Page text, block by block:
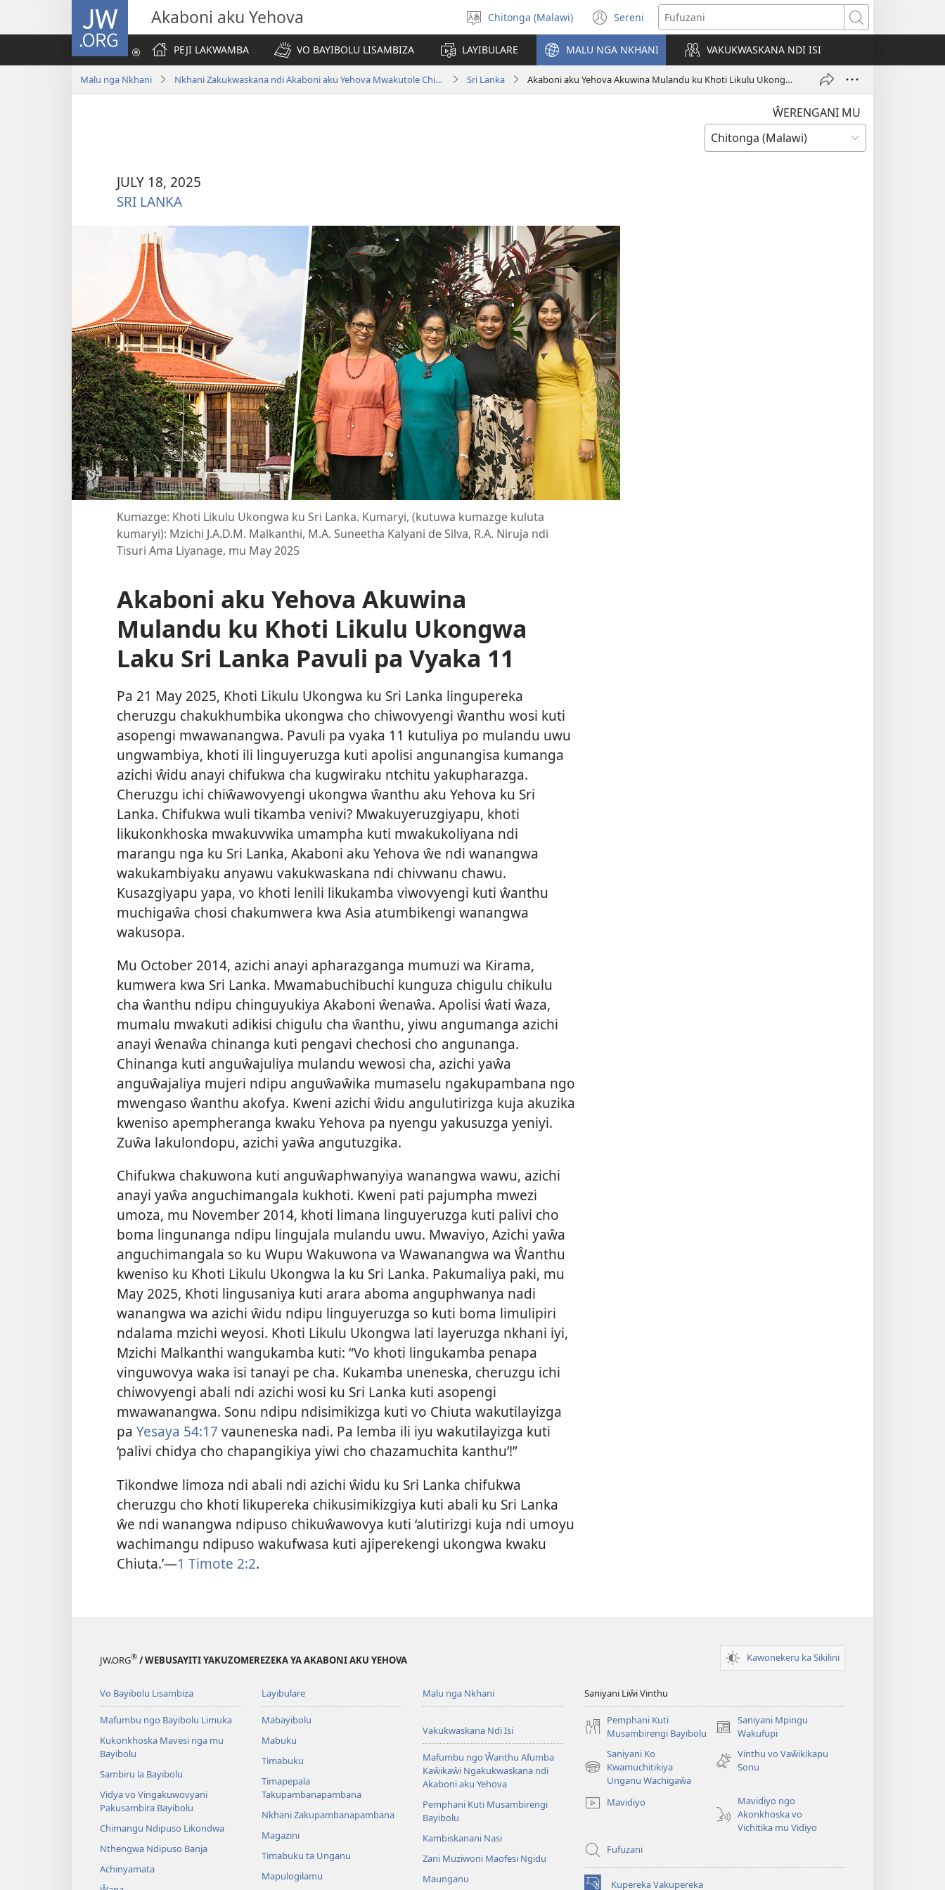
JW.ORG Akaboni aku Yehova
Sankhani
chineneru
Chitonga (Malawi) Sereni
(Lajula
Peji
Linyaki)
Fufuzani
PEJI LAKWAMBA
VO BAYIBOLU LISAMBIZA LAYIBULARE MALU NGA NKHANI VAKUKWASKANA NDI ISI
Malu nga Nkhani Nkhani Zakukwaskana ndi Akaboni aku Yehova Mwakutole Chigaŵa Sri Lanka Akaboni aku Yehova Akuwina Mulandu ku Khoti Likulu Ukongwa Laku Sri Lanka Pavuli pa Vyaka 11
ŴERENGANI MU
JULY 18, 2025
SRI LANKA
Kumazge: Khoti Likulu Ukongwa ku Sri Lanka. Kumaryi, (kutuwa kumazge kuluta
kumaryi): Mzichi J.A.D.M. Malkanthi, M.A. Suneetha Kalyani de Silva, R.A. Niruja ndi
Tisuri Ama Liyanage, mu May 2025
Akaboni aku Yehova Akuwina
Mulandu ku Khoti Likulu Ukongwa
Laku Sri Lanka Pavuli pa Vyaka 11
Pa 21 May 2025, Khoti Likulu Ukongwa ku Sri Lanka lingupereka
cheruzgu chakukhumbika ukongwa cho chiwovyengi ŵanthu wosi kuti
asopengi mwawanangwa. Pavuli pa vyaka 11 kutuliya po mulandu uwu
ungwambiya, khoti ili linguyeruzga kuti apolisi angunangisa kumanga
azichi ŵidu anayi chifukwa cha kugwiraku ntchitu yakupharazga.
Cheruzgu ichi chiŵawovyengi ukongwa ŵanthu aku Yehova ku Sri
Lanka. Chifukwa wuli tikamba venivi? Mwakuyeruzgiyapu, khoti
likukonkhoska mwakuvwika umampha kuti mwakukoliyana ndi
marangu nga ku Sri Lanka, Akaboni aku Yehova ŵe ndi wanangwa
wakukambiyaku anyawu vakukwaskana ndi chivwanu chawu.
Kusazgiyapu yapa, vo khoti lenili likukamba viwovyengi kuti ŵanthu
muchigaŵa chosi chakumwera kwa Asia atumbikengi wanangwa
wakusopa.
Mu October 2014, azichi anayi apharazganga mumuzi wa Kirama,
kumwera kwa Sri Lanka. Mwamabuchibuchi kunguza chigulu chikulu
cha ŵanthu ndipu chinguyukiya Akaboni ŵenaŵa. Apolisi ŵati ŵaza,
mumalu mwakuti adikisi chigulu cha ŵanthu, yiwu angumanga azichi
anayi ŵenaŵa chinanga kuti pengavi chechosi cho angunanga.
Chinanga kuti anguŵajuliya mulandu wewosi cha, azichi yaŵa
anguŵajaliya mujeri ndipu anguŵaŵika mumaselu ngakupambana ngo
mwengaso ŵanthu akofya. Kweni azichi ŵidu angulutirizga kuja akuzika
kweniso apempheranga kwaku Yehova pa nyengu yakusuzga yeniyi.
Zuŵa lakulondopu, azichi yaŵa angutuzgika.
Chifukwa chakuwona kuti anguŵaphwanyiya wanangwa wawu, azichi
anayi yaŵa anguchimangala kukhoti. Kweni pati pajumpha mwezi
umoza, mu November 2014, khoti limana linguyeruzga kuti palivi cho
boma lingunanga ndipu lingujala mulandu uwu. Mwaviyo, Azichi yaŵa
anguchimangala so ku Wupu Wakuwona va Wawanangwa wa Ŵanthu
kweniso ku Khoti Likulu Ukongwa la ku Sri Lanka. Pakumaliya paki, mu
May 2025, Khoti lingusaniya kuti arara aboma anguphwanya nadi
wanangwa wa azichi ŵidu ndipu linguyeruzga so kuti boma limulipiri
ndalama mzichi weyosi. Khoti Likulu Ukongwa lati layeruzga nkhani iyi,
Mzichi Malkanthi wangukamba kuti: “Vo khoti lingukamba penapa
vinguwovya waka isi tanayi pe cha. Kukamba uneneska, cheruzgu ichi
chiwovyengi abali ndi azichi wosi ku Sri Lanka kuti asopengi
mwawanangwa. Sonu ndipu ndisimikizga kuti vo Chiuta wakutilayizga
pa Yesaya 54:17 vauneneska nadi. Pa lemba ili iyu wakutilayizga kuti
‘palivi chidya cho chapangikiya yiwi cho chazamuchita kanthu’!”
Tikondwe limoza ndi abali ndi azichi ŵidu ku Sri Lanka chifukwa
cheruzgu cho khoti likupereka chikusimikizgiya kuti abali ku Sri Lanka
ŵe ndi wanangwa ndipuso chikuŵawovya kuti ‘alutirizgi kuja ndi umoyu
wachimangu ndipuso wakufwasa kuti ajiperekengi ukongwa kwaku
Chiuta.’—1 Timote 2:2.
JW.ORG® / WEBUSAYITI YAKUZOMEREZEKA YA AKABONI AKU YEHOVA Kawonekeru ka Sikilini
Vo Bayibolu Lisambiza
Mafumbu ngo Bayibolu Limuka
Kukonkhoska Mavesi nga mu
Bayibolu
Sambiru la Bayibolu
Vidya vo Vingakuwovyani
Pakusambira Bayibolu
Chimangu Ndipuso Likondwa
Nthengwa Ndipuso Banja
Achinyamata
Layibulare
Mabayibolu
Mabuku
Timabuku
Timapepala
Takupambanapambana
Nkhani Zakupambanapambana
Magazini
Timabuku ta Unganu
Mapulogilamu
Malu nga Nkhani
Vakukwaskana Ndi Isi
Mafumbu ngo Ŵanthu Afumba
Kaŵikaŵi Ngakukwaskana ndi
Akaboni aku Yehova
Pemphani Kuti Musambirengi
Bayibolu
Kambiskanani Nasi
Zani Muziwoni Maofesi Ngidu
Maunganu
Saniyani Liŵi Vinthu
Pemphani Kuti
Musambirengi Bayibolu
Saniyani Mpingu
Wakufupi
(Lajula
Linyaki)
Saniyani Ko
Kwamuchitikiya
Unganu Wachigaŵa
(Lajula
Linyaki)
Vinthu vo Vaŵikikapu
Sonu
Mavidiyo
Mavidiyo ngo
Akonkhoska vo
Vichitika mu Vidiyo
Fufuzani
Kupereka Vakupereka